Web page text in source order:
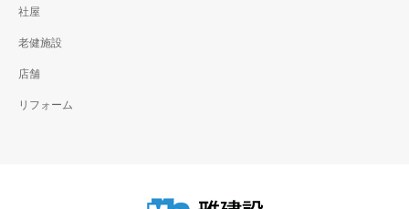
社屋
老健施設
店舗
リフォーム